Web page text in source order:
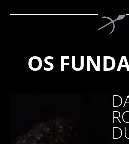
OS